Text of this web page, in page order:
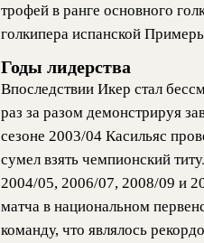
трофей в ранге основного
голкипера испанской
Годы лидерства
Впоследствии Икер стал
раз за разом демонстрируя
сезоне 2003/04 Касильяс
сумел взять чемпионский
2004/05, 2006/07, 2008/09 и
матча в национальном
команду, что являлось